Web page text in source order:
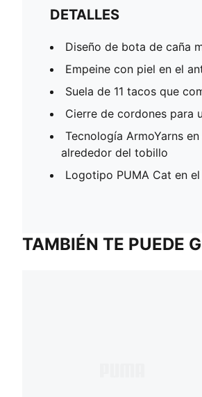
DETALLES
Diseño de bota de caña
Empeine con piel en el
Suela de 11 tacos que
Cierre de cordones para
Tecnología ArmoYarns
alrededor del tobillo
Logotipo PUMA Cat en
TAMBIÉN TE PUEDE